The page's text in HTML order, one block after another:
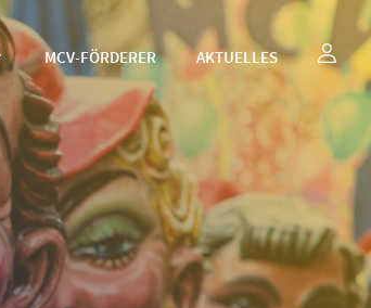
MCV-FÖRDERER AKTUELLES